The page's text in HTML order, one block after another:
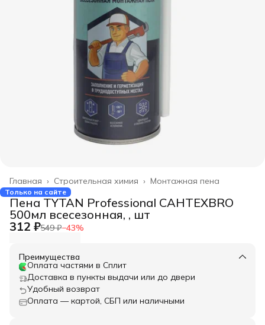
Монтажная пена
Строительная химия ›
Главная ›
Только на сайте
Пена TYTAN Professional CAHTEXBRO
500мл всесезонная, , шт
312 ₽549 ₽−43%
Преимущества
Оплата частями в Сплит
Доставка в пункты выдачи или до двери
Удобный возврат
Оплата — картой, СБП или наличными